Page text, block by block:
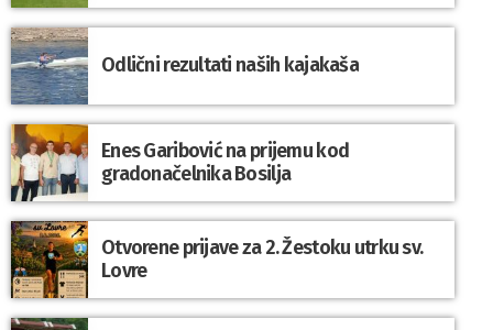
Odlični rezultati naših kajakaša
Enes Garibović na prijemu kod
gradonačelnika Bosilja
Otvorene prijave za 2. Žestoku utrku sv.
Lovre